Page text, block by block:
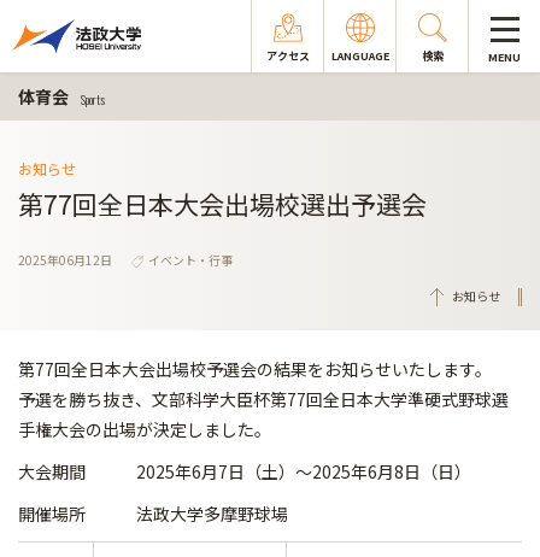
アクセス LANGUAGE 検索 MENU
体育会 Sports
お知らせ
第77回全日本大会出場校選出予選会
2025年06月12日
イベント・行事
お知らせ
第77回全日本大会出場校予選会の結果をお知らせいたします。
予選を勝ち抜き、文部科学大臣杯第77回全日本大学準硬式野球選
手権大会の出場が決定しました。
大会期間 2025年6月7日（土）～2025年6月8日（日）
開催場所 法政大学多摩野球場